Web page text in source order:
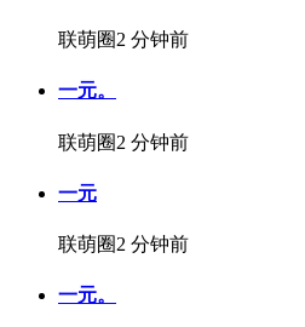
联萌圈2 分钟前
一元。
联萌圈2 分钟前
一元
联萌圈2 分钟前
一元。